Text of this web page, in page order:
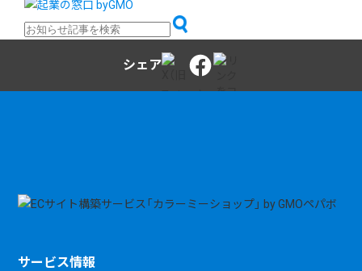
シェア
サービス情報